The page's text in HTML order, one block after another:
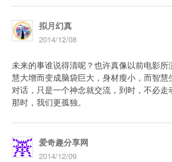
拟月幻真
2014/12/08
未来的事谁说得清呢？也许真像以前电影所
慧大增而变成脑袋巨大，身材瘦小，而智慧
对话，只是一个神念就交流，到时，不必走
那时，我们更孤独。
爱奇趣分享网
2014/12/09